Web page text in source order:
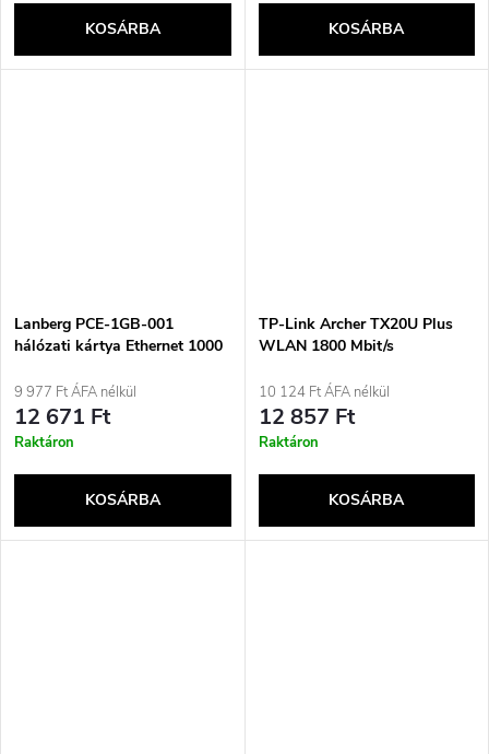
KOSÁRBA KOSÁRBA
Lanberg PCE-1GB-001
hálózati kártya Ethernet 1000
9 977 Ft ÁFA nélkül
12 671 Ft
Raktáron
KOSÁRBA
TP-Link Archer TX20U Plus
WLAN 1800 Mbit/s
10 124 Ft ÁFA nélkül
12 857 Ft
Raktáron
KOSÁRBA